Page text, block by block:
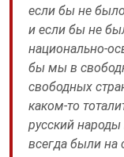
если бы не
и если бы не
национально-
бы мы в
свободных
каком-то
русский народы
всегда были на